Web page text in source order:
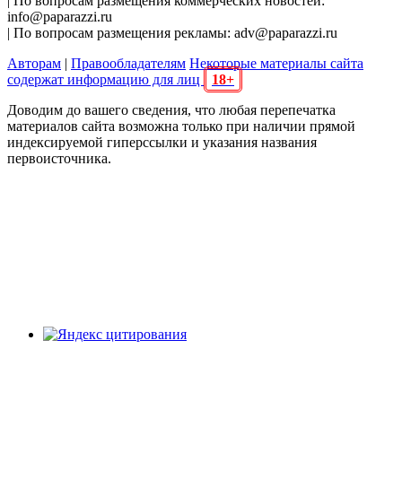
info@paparazzi.ru
| По вопросам размещения рекламы: adv@paparazzi.ru
Авторам | Правообладателям Некоторые материалы сайта
содержат информацию для лиц
18+
Доводим до вашего сведения, что любая перепечатка
материалов сайта возможна только при наличии прямой
индексируемой гиперссылки и указания названия
первоисточника.